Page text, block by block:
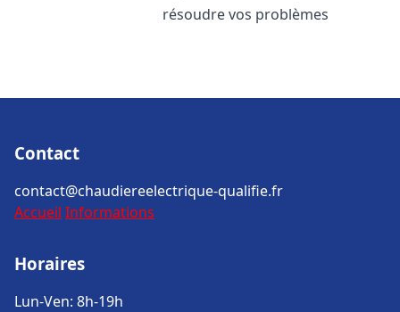
résoudre vos problèmes
Contact
contact@chaudiereelectrique-qualifie.fr
Accueil Informations
Horaires
Lun-Ven: 8h-19h